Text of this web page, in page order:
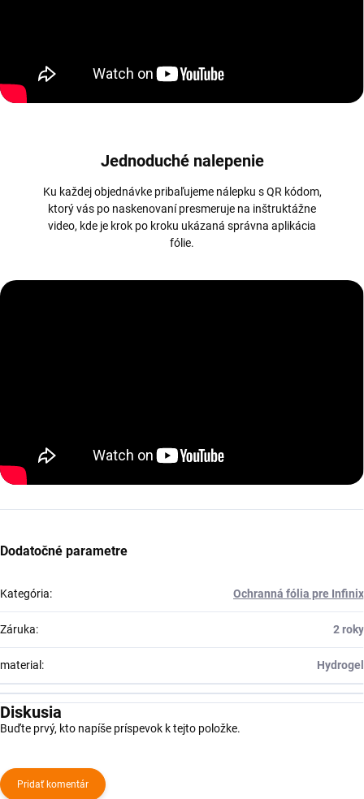
Jednoduché nalepenie
Ku každej objednávke pribaľujeme nálepku s QR kódom,
ktorý vás po naskenovaní presmeruje na inštruktážne
video, kde je krok po kroku ukázaná správna aplikácia
fólie.
Dodatočné parametre
Kategória: Ochranná fólia pre Infinix
Záruka: 2 roky
material: Hydrogel
Diskusia
Buďte prvý, kto napíše príspevok k tejto položke.
Pridať komentár